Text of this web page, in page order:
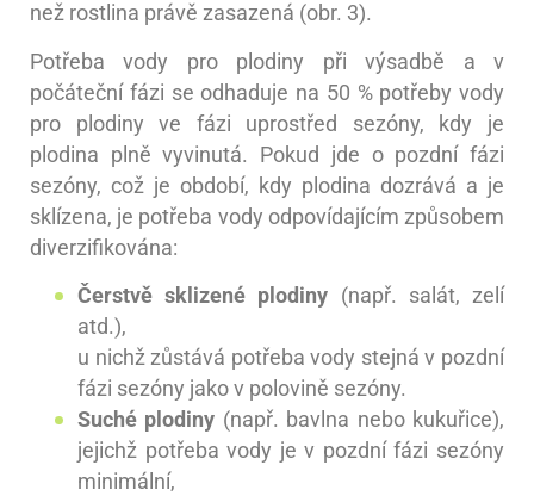
než rostlina právě zasazená (obr. 3).
Potřeba vody pro plodiny při výsadbě a v
počáteční fázi se odhaduje na 50 % potřeby vody
pro plodiny ve fázi uprostřed sezóny, kdy je
plodina plně vyvinutá. Pokud jde o pozdní fázi
sezóny, což je období, kdy plodina dozrává a je
sklízena, je potřeba vody odpovídajícím způsobem
diverzifikována:
Čerstvě sklizené plodiny (např. salát, zelí
atd.),
u nichž zůstává potřeba vody stejná v pozdní
fázi sezóny jako v polovině sezóny.
Suché plodiny (např. bavlna nebo kukuřice),
jejichž potřeba vody je v pozdní fázi sezóny
minimální,